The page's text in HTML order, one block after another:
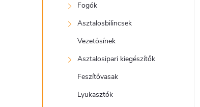
Fogók
Asztalosbilincsek
Vezetősínek
Asztalosipari kiegészítők
Feszítővasak
Lyukasztók